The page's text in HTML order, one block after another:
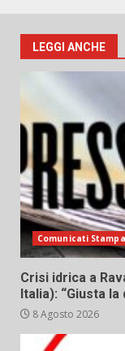
LEGGI ANCHE
Comunicati Stampa
Crisi idrica a
Italia): “Giusta
8 Agosto 2026